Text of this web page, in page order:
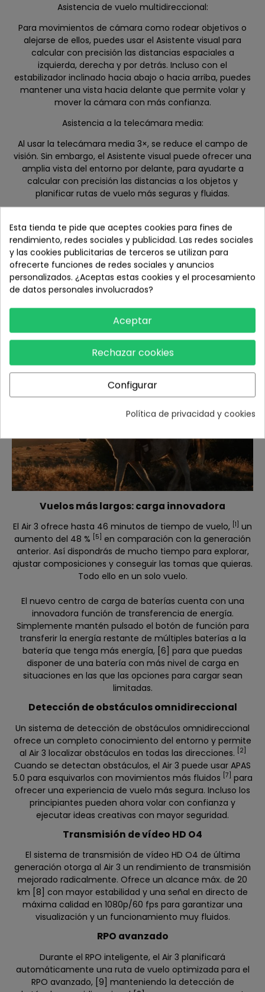
Asistencia de vuelo multidireccional:
Para movimientos de cámara como rodear objetivos o
alejarse de ellos, puedes usar el Asistente visual para
calcular con precisión las distancias espaciales a
izquierda, derecha y por detrás. Incluso con el
estabilizador inclinado hacia abajo o hacia arriba, puedes
mantener una vista hacia delante que permite volar y
mover la cámara con más confianza.
Asistencia a la telecámara media:
Al usar la telecámara media 3×, se reduce el campo de
visión. Sin embargo, el Asistente visual puede ofrecer una
amplia vista del entorno por delante, para ayudarte a
calcular con precisión las distancias a los objetos y
planificar rutas de vuelo más seguras y fluidas.
Durante los vuelos nocturnos, el Asistente visual añade un
nivel adicional de seguridad. Al observar puntos brillantes
en la interfaz del Asistente visual, puedes identificar
obstáculos potenciales en el entorno. Esto permite una
mejor percepción de los entornos de vuelo en los que los
niveles de luz son demasiado bajos para que funcione el
sistema anticolisión.
Vuelos más largos: carga innovadora
El Air 3 ofrece hasta 46 minutos de tiempo de vuelo, [1] un
aumento del 48 %
[5] en comparación con la generación
anterior. Así dispondrás de mucho tiempo para explorar,
ajustar composiciones y conseguir las tomas que quieras.
Todo ello en un solo vuelo.
El nuevo centro de carga de baterías cuenta con una
innovadora función de transferencia de energía.
Simplemente mantén pulsado el botón de función para
transferir la energía restante de múltiples baterías a la
batería que tenga más energía, [6] para que puedas
disponer de una batería con más nivel de carga en
situaciones en las que las opciones para cargar sean
limitadas.
Detección de obstáculos omnidireccional
Un sistema de detección de obstáculos omnidireccional
ofrece un completo conocimiento del entorno y permite
al Air 3 localizar obstáculos en todas las direcciones.
[2]
Cuando se detectan obstáculos, el Air 3 puede usar APAS
5.0 para esquivarlos con movimientos más fluidos [7] para
ofrecer una experiencia de vuelo más segura. Incluso los
principiantes pueden ahora volar con confianza y
ejecutar ideas creativas con mayor seguridad.
Transmisión de vídeo HD O4
El sistema de transmisión de vídeo HD O4 de última
generación otorga al Air 3 un rendimiento de transmisión
mejorado radicalmente. Ofrece un alcance máx. de 20
km [8] con mayor estabilidad y una señal en directo de
máxima calidad en 1080p/60 fps para garantizar una
visualización y un funcionamiento muy fluidos.
RPO avanzado
Durante el RPO inteligente, el Air 3 planificará
automáticamente una ruta de vuelo optimizada para el
RPO avanzado, [9] manteniendo la detección de
Esta tienda te pide que aceptes cookies para fines de
rendimiento, redes sociales y publicidad. Las redes sociales
y las cookies publicitarias de terceros se utilizan para
ofrecerte funciones de redes sociales y anuncios
personalizados. ¿Aceptas estas cookies y el procesamiento
de datos personales involucrados?
Aceptar
Rechazar cookies
Configurar
Política de privacidad y cookies